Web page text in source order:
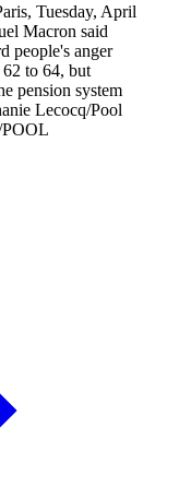
Tuesday, April
Macron said
people's anger
to 64, but
pension system
Lecocq/Pool